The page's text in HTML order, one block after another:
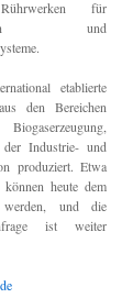
für
und
etablierte
den Bereichen
Industrie- und
produziert. Etwa
heute dem
werden, und die
ist weiter